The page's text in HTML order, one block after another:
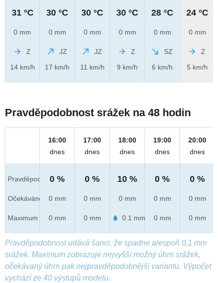
31 °C
0 mm
Z
14 km/h
30 °C
0 mm
JZ
17 km/h
30 °C
0 mm
JZ
11 km/h
30 °C
0 mm
Z
9 km/h
28 °C
0 mm
SZ
6 km/h
24 °C
0 mm
Z
5 km/h
Pravděpodobnost srážek na 48 hodin
Pravděpod.
Očekáváno
Maximum
16:00
dnes
0 %
0 mm
0 mm
17:00
dnes
0 %
0 mm
0 mm
18:00
dnes
10 %
0 mm
0.1 mm
19:00
dnes
0 %
0 mm
0 mm
20:00
dnes
0 %
0 mm
0 mm
Pravděpodobnost udává šanci, že spadne alespoň 0,1 mm
srážek. Maximum zobrazuje nejvyšší možný úhrn srážek,
očekávaný úhrn pak nejpravděpodobnější variantu. Výpočet
vychází ze 40 výstupů modelu.